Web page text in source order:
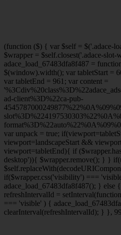
(function ($) { var $self = $('.adace-
$wrapper = $self.closest('.adace-
adace_load_67483dfa8f487 =
$(window).width(); var tabletStart =
var tabletEnd = 961; var content =
ad-client%3D%22ca-pub-
var unpack = true; if(viewport
viewport=landscapeStart &&
viewport=tabletEnd){ if
desktop')){ $wrapper.remove(); } }
if($wrapper.css('visibility') ===
adace_load_67483dfa8f487(); } else
refreshIntervalId =
=== 'visible' ) {
clearInterval(refreshIntervalId); } },